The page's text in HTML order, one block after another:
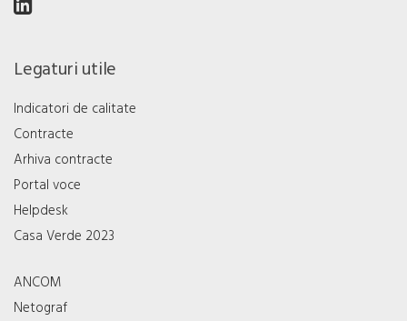
Legaturi utile
Indicatori de calitate
Contracte
Arhiva contracte
Portal voce
Helpdesk
Casa Verde 2023
ANCOM
Netograf